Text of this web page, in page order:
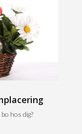
hos dig?